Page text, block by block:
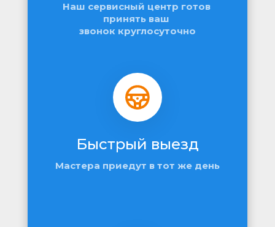
Быстрый выезд
Наш сервисный центр готов
принять ваш
звонок круглосуточно
Мастера приедут в тот же день